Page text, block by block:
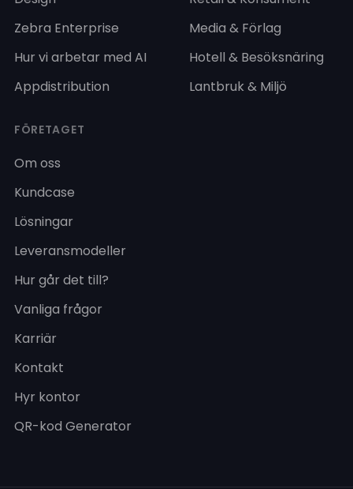
Zebra Enterprise
Hur vi arbetar med AI
Appdistribution
Media & Förlag
Hotell & Besöksnäring
Lantbruk & Miljö
FÖRETAGET
Om oss
Kundcase
Lösningar
Leveransmodeller
Hur går det till?
Vanliga frågor
Karriär
Kontakt
Hyr kontor
QR-kod Generator